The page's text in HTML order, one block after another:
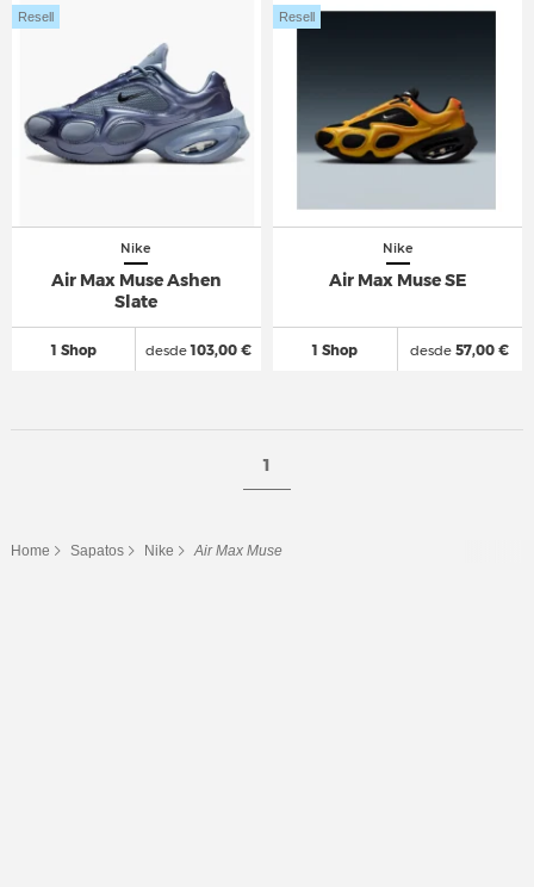
Nike
Air Max Muse Ashen
Slate
1 Shop
Resell
desde103,00 €
Nike
Air Max Muse SE
1 Shop
Resell
desde 57,00 €
1
Home Sapatos Nike Air Max Muse